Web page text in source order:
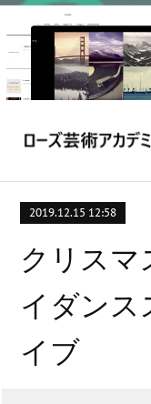
2019.12.15 12:58
クリスマ
イダンス
イブ